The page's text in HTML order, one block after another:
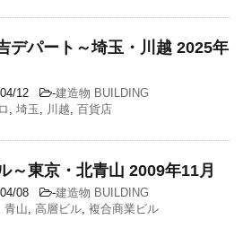
デパート～埼玉・川越 2025年
12 -建造物 BUILDING
埼玉 川越 百貨店
～東京・北青山 2009年11月
08 -建造物 BUILDING
青山 高層ビル 複合商業ビル